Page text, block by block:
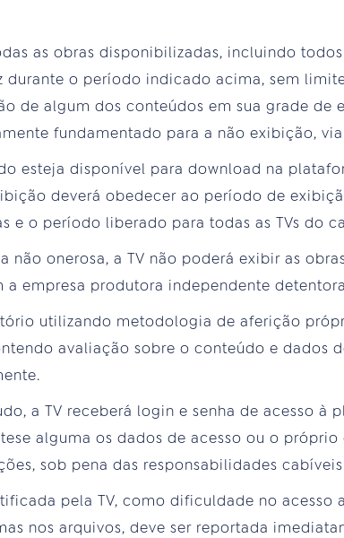
as obras disponibilizadas, incluindo
durante o período indicado acima, sem
de algum dos conteúdos em sua grade de
fundamentado para a não exibição, via
esteja disponível para download na
deverá obedecer ao período de
e o período liberado para todas as TVs do
não onerosa, a TV não poderá exibir as
empresa produtora independente
utilizando metodologia de aferição
avaliação sobre o conteúdo e dados
a TV receberá login e senha de acesso à
alguma os dados de acesso ou o
sob pena das responsabilidades
pela TV, como dificuldade no acesso
nos arquivos, deve ser reportada